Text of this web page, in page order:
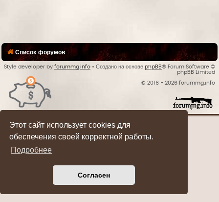
Этот сайт использует cookies для
обеспечения своей корректной работы.
Подробнее
Согласен
Список форумов
Style developer by forummg.info • Создано на основе phpBB® Forum Software ©
phpBB Limited
© 2016 - 2026 forummg.info